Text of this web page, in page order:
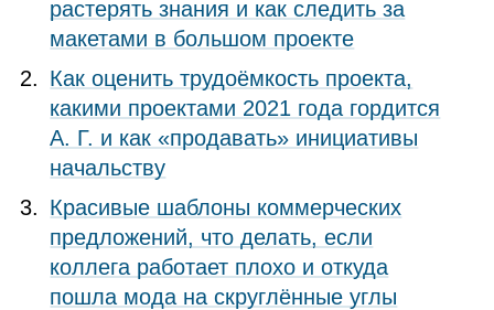
растерять знания и как следить за
макетами в большом проекте
Как оценить трудоёмкость проекта,
какими проектами 2021 года гордится
А. Г. и как «продавать» инициативы
начальству
Красивые шаблоны коммерческих
предложений, что делать, если
коллега работает плохо и откуда
пошла мода на скруглённые углы